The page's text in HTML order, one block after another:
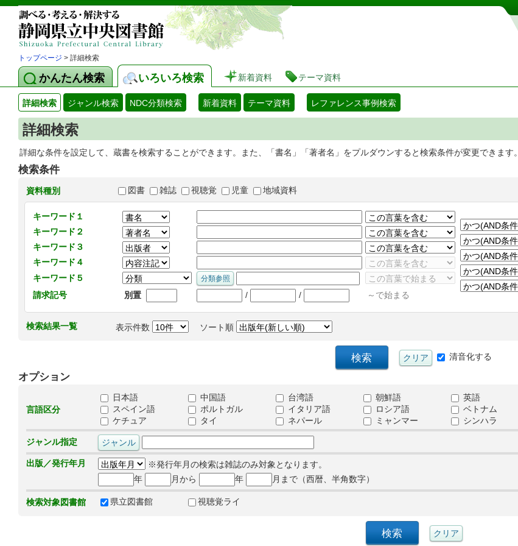
静岡県立図書館 蔵書検索・予約システム
トップページ > 詳細検索
かんたん検索 いろいろ検索 新着資料 テーマ資料
詳細検索 ジャンル検索 NDC分類検索 新着資料 テーマ資料 レファレンス事例検索
詳細検索
詳細な条件を設定して、蔵書を検索することができます。また、「書名」「著者名」をプルダウンすると検索条件が変更できます。
検索条件
資料種別 図書 雑誌 視聴覚 児童 地域資料
キーワード１
キーワード２
キーワード３
キーワード４
キーワード５
請求記号
別置 / / ～で始まる
検索結果一覧 表示件数 ソート順
清音化する
オプション
言語区分
日本語 中国語 台湾語 朝鮮語 英語
スペイン語
ポルトガル イタリア語 ロシア語 ベトナム
ケチュア
タイ ネパール ミャンマー シンハラ
ジャンル指定
出版／発行年月
※発行年月の検索は雑誌のみ対象となります。
年
月から 年 月まで（西暦、半角数字）
検索対象図書館 県立図書館 視聴覚ライ